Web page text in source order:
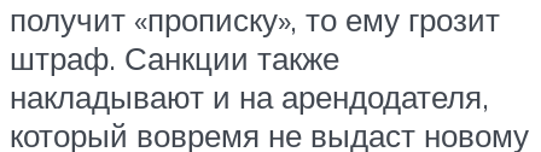
получит «прописку», то ему грозит
штраф. Санкции также
накладывают и на арендодателя,
который вовремя не выдаст новому